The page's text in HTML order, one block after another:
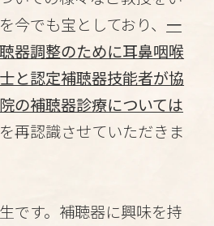
今でも宝としており、 一
器調整のために耳鼻咽喉
と認定補聴器技能者が協
院の補聴器診療については
を再認識させていただきま
です。補聴器に興味を持